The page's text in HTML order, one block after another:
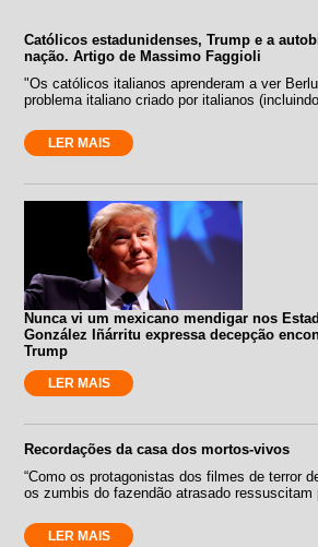
Católicos estadunidenses, Trump e a
nação. Artigo de Massimo Faggioli
"Os católicos italianos aprenderam a ver
problema italiano criado por italianos
LER MAIS
Nunca vi um mexicano mendigar nos
González Iñárritu expressa decepção
Trump
LER MAIS
Recordações da casa dos mortos-vivos
“Como os protagonistas dos filmes de terror
os zumbis do fazendão atrasado
LER MAIS